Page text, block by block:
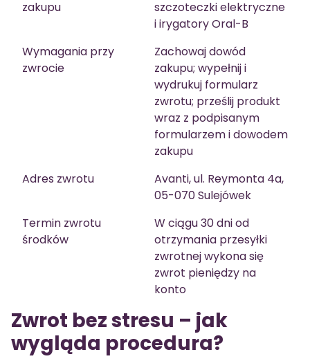
zakupu
szczoteczki elektryczne
i irygatory Oral-B
Wymagania przy
zwrocie
Zachowaj dowód
zakupu; wypełnij i
wydrukuj formularz
zwrotu; prześlij produkt
wraz z podpisanym
formularzem i dowodem
zakupu
Adres zwrotu
Avanti, ul. Reymonta 4a,
05-070 Sulejówek
Termin zwrotu
środków
W ciągu 30 dni od
otrzymania przesyłki
zwrotnej wykona się
zwrot pieniędzy na
konto
Zwrot bez stresu – jak
wygląda procedura?